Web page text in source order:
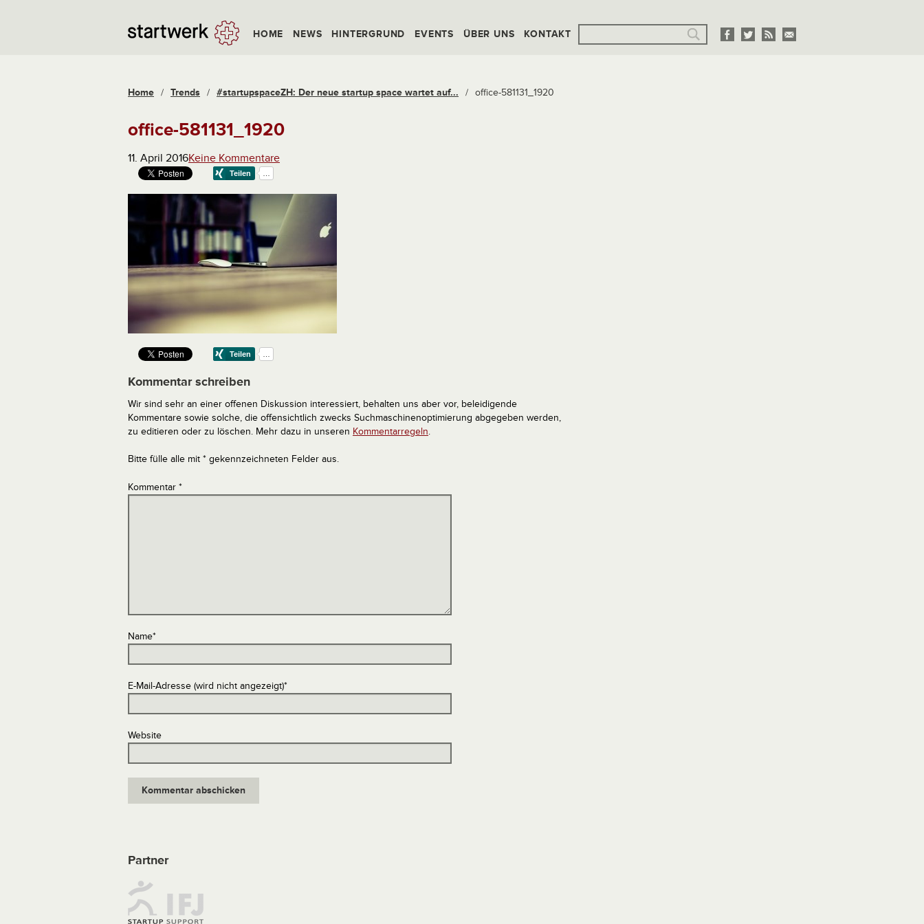
HOME NEWS HINTERGRUND EVENTS ÜBER UNS KONTAKT
Home / Trends / #startupspaceZH: Der neue startup space wartet auf... / office-581131_1920
office-581131_1920
11. April 2016Keine Kommentare
Kommentar schreiben
Wir sind sehr an einer offenen Diskussion interessiert, behalten uns aber vor, beleidigende
Kommentare sowie solche, die offensichtlich zwecks Suchmaschinenoptimierung abgegeben werden,
zu editieren oder zu löschen. Mehr dazu in unseren Kommentarregeln.
Bitte fülle alle mit * gekennzeichneten Felder aus.
Kommentar *
Name*
E-Mail-Adresse (wird nicht angezeigt)*
Website
Partner